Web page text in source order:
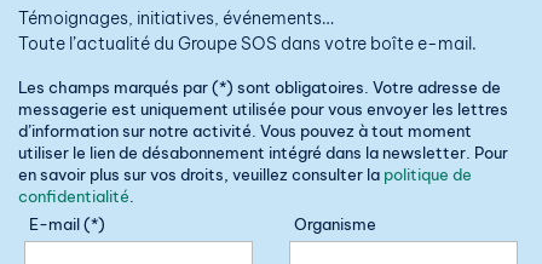
Témoignages, initiatives, événements…
Toute l’actualité du Groupe SOS dans votre boîte e-mail.
Les champs marqués par (*) sont obligatoires. Votre adresse de
messagerie est uniquement utilisée pour vous envoyer les lettres
d’information sur notre activité. Vous pouvez à tout moment
utiliser le lien de désabonnement intégré dans la newsletter. Pour
en savoir plus sur vos droits, veuillez consulter la politique de
confidentialité
E-mail (*)
Organisme